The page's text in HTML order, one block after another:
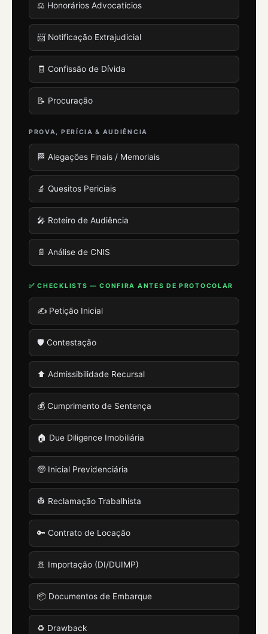
⚖️ Honorários Advocatícios
📨 Notificação Extrajudicial
🧾 Confissão de Dívida
📝 Procuração
PROVA, PERÍCIA & AUDIÊNCIA
🏁 Alegações Finais / Memoriais
🔬 Quesitos Periciais
🎤 Roteiro de Audiência
📄 Análise de CNIS
✅ CHECKLISTS — CONFIRA ANTES DE PROTOCOLAR
✍️ Petição Inicial
🛡️ Contestação
⬆️ Admissibilidade Recursal
💰 Cumprimento de Sentença
🏠 Due Diligence Imobiliária
🧓 Inicial Previdenciária
👷 Reclamação Trabalhista
🔑 Contrato de Locação
🚢 Importação (DI/DUIMP)
📦 Documentos de Embarque
♻️ Drawback